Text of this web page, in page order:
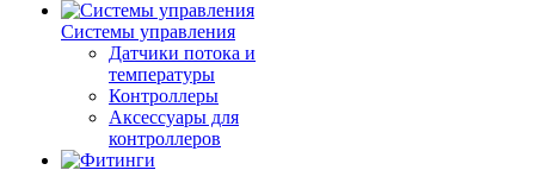
Системы управления
Датчики потока и
температуры
Контроллеры
Аксессуары для
контроллеров